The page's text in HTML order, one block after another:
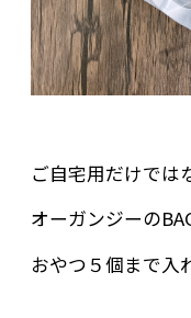
ご自宅用だけでは
オーガンジーの
おやつ５個まで入